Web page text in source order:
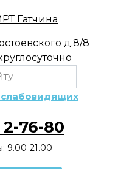
д.8/8
2-76-80
9.00-21.00